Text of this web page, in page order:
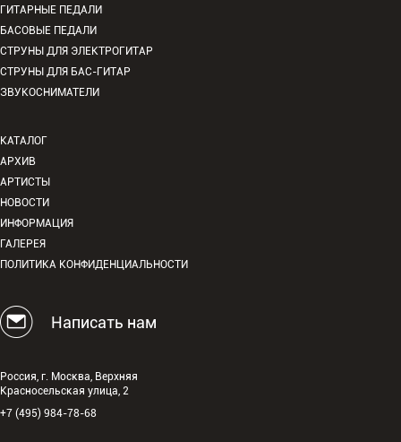
ГИТАРНЫЕ ПЕДАЛИ
БАСОВЫЕ ПЕДАЛИ
СТРУНЫ ДЛЯ ЭЛЕКТРОГИТАР
СТРУНЫ ДЛЯ БАС-ГИТАР
ЗВУКОСНИМАТЕЛИ
КАТАЛОГ
АРХИВ
АРТИСТЫ
НОВОСТИ
ИНФОРМАЦИЯ
ГАЛЕРЕЯ
ПОЛИТИКА КОНФИДЕНЦИАЛЬНОСТИ
Написать нам
Россия, г. Москва, Верхняя
Красносельская улица, 2
+7 (495) 984-78-68